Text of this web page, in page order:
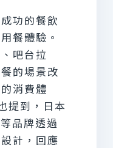
功的餐飲
餐體驗。
吧台拉
的場景改
消費體
提到，日本
品牌透過
計，回應